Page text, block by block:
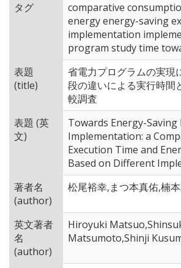
タグ
comparative
energy energy-saving
implementation
program study time
表題
(title)
省電力プログラムの実現
段の違いによる実行時間
較調査
表題 (英
文)
Towards Energy-
Implementation: a
Execution Time and
Based on Different
著者名
(author)
松尾裕幸,まつ本真佑,楠
英文著者
名
(author)
Hiroyuki
Matsumoto,Shinji